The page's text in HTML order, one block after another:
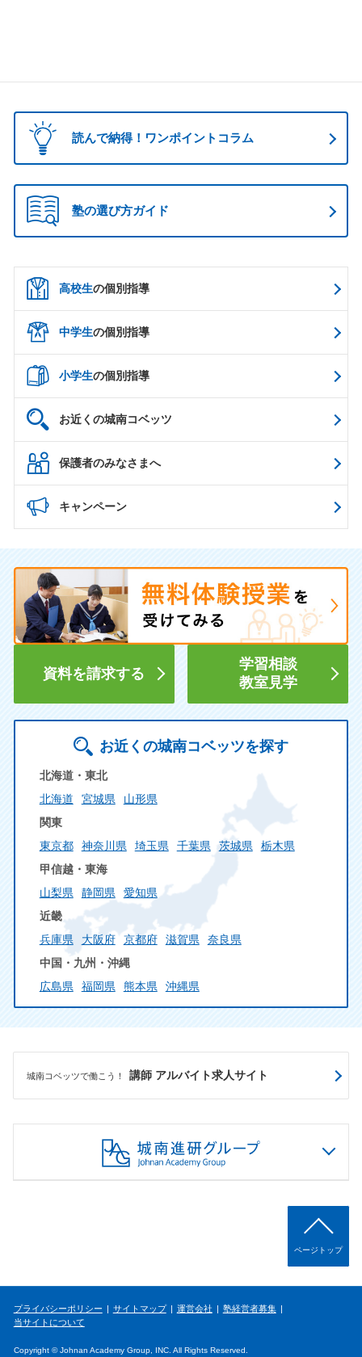
読んで納得！ワンポイントコラム
塾の選び方ガイド
高校生の個別指導
中学生の個別指導
小学生の個別指導
お近くの城南コベッツ
保護者のみなさまへ
キャンペーン
資料を請求する
学習相談
教室見学
お近くの城南コベッツを探す
北海道・東北
北海道
宮城県
山形県
関東
東京都
神奈川県 埼玉県 千葉県 茨城県
栃木県
甲信越・東海
山梨県
静岡県
愛知県
近畿
兵庫県
大阪府 京都府 滋賀県
奈良県
中国・九州・沖縄
広島県
福岡県 熊本県 沖縄県
城南コベッツで働こう！ 講師 アルバイト求人サイト
ページトップ
プライバシーポリシー サイトマップ 運営会社
塾経営者募集
当サイトについて
Copyright © Johnan Academy Group, INC. All Rights Reserved.